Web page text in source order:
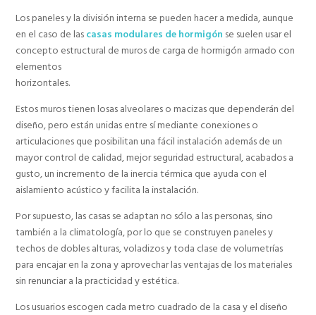
Los paneles y la división interna se pueden hacer a medida, aunque
en el caso de las casas modulares de hormigón se suelen usar el
concepto estructural de muros de carga de hormigón armado con
elementos
horizontales.
Estos muros tienen losas alveolares o macizas que dependerán del
diseño, pero están unidas entre sí mediante conexiones o
articulaciones que posibilitan una fácil instalación además de un
mayor control de calidad, mejor seguridad estructural, acabados a
gusto, un incremento de la inercia térmica que ayuda con el
aislamiento acústico y facilita la instalación.
Por supuesto, las casas se adaptan no sólo a las personas, sino
también a la climatología, por lo que se construyen paneles y
techos de dobles alturas, voladizos y toda clase de volumetrías
para encajar en la zona y aprovechar las ventajas de los materiales
sin renunciar a la practicidad y estética.
Los usuarios escogen cada metro cuadrado de la casa y el diseño